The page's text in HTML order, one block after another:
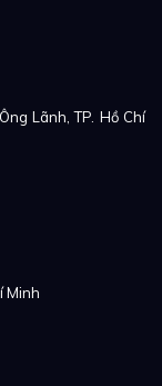
Lãnh, TP. Hồ Chí
Minh